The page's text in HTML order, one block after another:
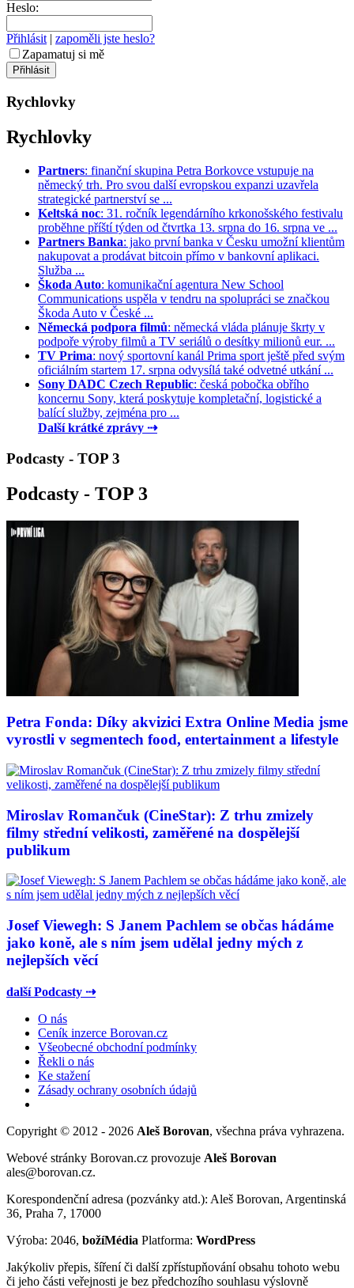
Heslo:
Přihlásit| zapoměli jste heslo?
Zapamatuj si mě
Rychlovky
Rychlovky
Partners: finanční skupina Petra Borkovce vstupuje na
německý trh. Pro svou další evropskou expanzi uzavřela
strategické partnerství se ...
Keltská noc: 31. ročník legendárního krkonošského festivalu
proběhne příští týden od čtvrtka 13. srpna do 16. srpna ve ...
Partners Banka: jako první banka v Česku umožní klientům
nakupovat a prodávat bitcoin přímo v bankovní aplikaci.
Služba ...
Škoda Auto: komunikační agentura New School
Communications uspěla v tendru na spolupráci se značkou
Škoda Auto v České ...
Německá podpora filmů: německá vláda plánuje škrty v
podpoře výroby filmů a TV seriálů o desítky milionů eur. ...
TV Prima: nový sportovní kanál Prima sport ještě před svým
oficiálním startem 17. srpna odvysílá také odvetné utkání ...
Sony DADC Czech Republic: česká pobočka obřího
koncernu Sony, která poskytuje kompletační, logistické a
balící služby, zejména pro ...
Další krátké zprávy ⇢
Podcasty - TOP 3
Podcasty - TOP 3
Petra Fonda: Díky akvizici Extra Online Media jsme
vyrostli v segmentech food, entertainment a lifestyle
Miroslav Romančuk (CineStar): Z trhu zmizely
filmy střední velikosti, zaměřené na dospělejší
publikum
Josef Viewegh: S Janem Pachlem se občas hádáme
jako koně, ale s ním jsem udělal jedny mých z
nejlepších věcí
další Podcasty ⇢
O nás
Ceník inzerce Borovan.cz
Všeobecné obchodní podmínky
Řekli o nás
Ke stažení
Zásady ochrany osobních údajů
Copyright © 2012 - 2026 Aleš Borovan, všechna práva vyhrazena.
Webové stránky Borovan.cz provozuje Aleš Borovan
ales@borovan.cz.
Korespondenční adresa (pozvánky atd.): Aleš Borovan, Argentinská
36, Praha 7, 17000
Výroba: 2046, božíMédia Platforma: WordPress
Jakýkoliv přepis, šíření či další zpřístupňování obsahu tohoto webu
či jeho části veřejnosti je bez předchozího souhlasu výslovně